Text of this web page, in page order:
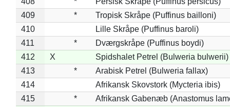
409
*
Tropisk Skråpe (Puffinus bailloni)
410
Lille Skråpe (Puffinus baroli)
411
*
Dværgskråpe (Puffinus boydi)
412
X
Spidshalet Petrel (Bulweria bulwerii)
413
*
Arabisk Petrel (Bulweria fallax)
414
Afrikansk Skovstork (Mycteria ibis)
415
*
Afrikansk Gabenæb (Anastomus